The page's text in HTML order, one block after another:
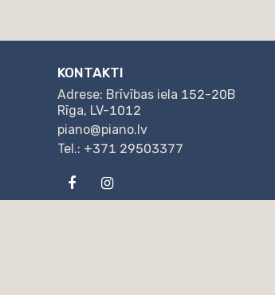
KONTAKTI
Adrese: Brīvības iela 152-20B
Rīga, LV-1012
piano@piano.lv
Tel.: +371 29503377